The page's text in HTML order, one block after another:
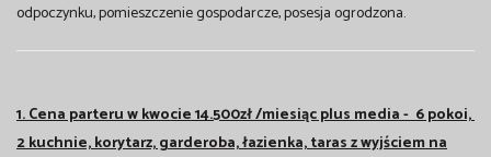
odpoczynku, pomieszczenie gospodarcze, posesja ogrodzona.
1. Cena parteru w kwocie 14.500zł /miesiąc plus media - 6 pokoi,
2 kuchnie, korytarz, garderoba, łazienka, taras z wyjściem na